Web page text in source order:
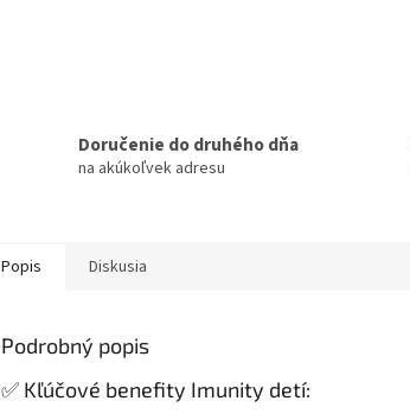
Doručenie do druhého dňa
na akúkoľvek adresu
Popis Diskusia
Podrobný popis
✅ Kľúčové benefity Imunity detí: